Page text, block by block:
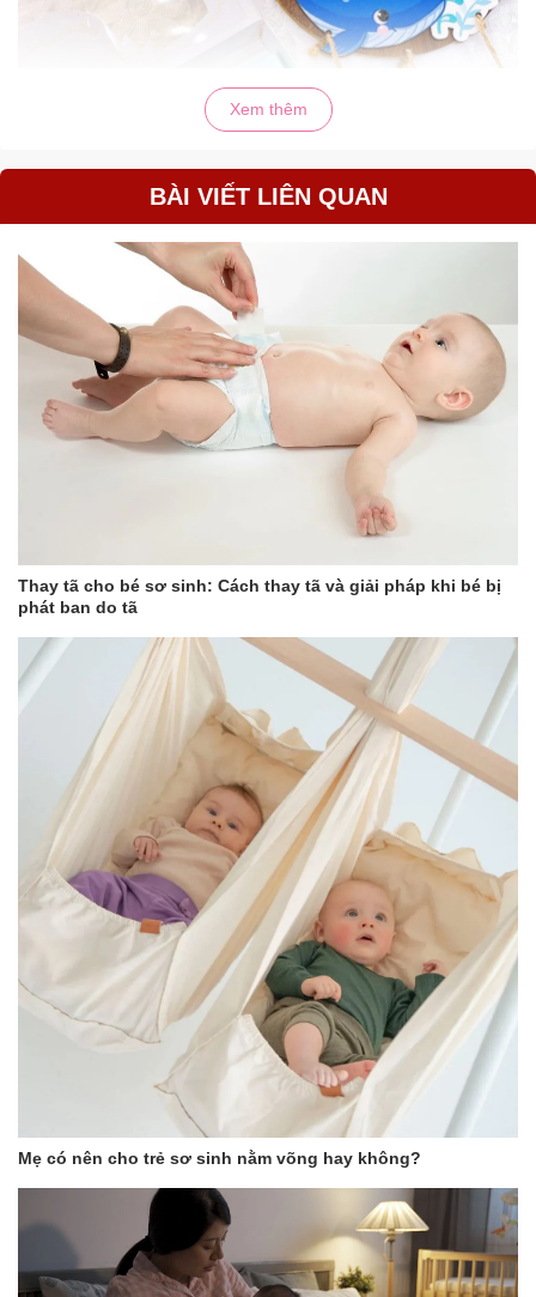
Xem thêm
BÀI VIẾT LIÊN QUAN
Thay tã cho bé sơ sinh: Cách thay tã và giải pháp khi bé bị
phát ban do tã
Mẹ có nên cho trẻ sơ sinh nằm võng hay không?